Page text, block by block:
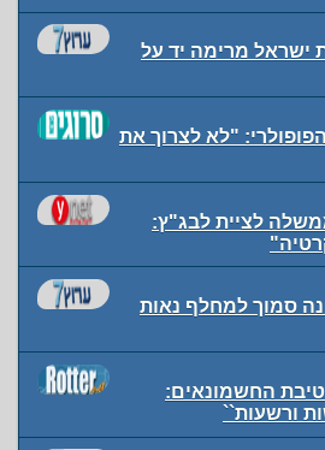
ישראל מרימה יד על
"לא לצרוך את
לציית לבג"ץ:
סמוך למחלף נאות
החשמונאים:
ורשעות``